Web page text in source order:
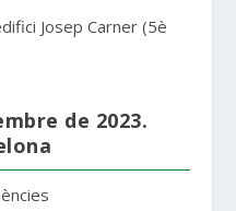
Josep Carner (5è
de 2023.